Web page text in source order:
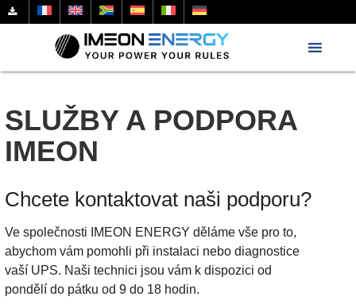
SLUŽBY A PODPORA
IMEON
Chcete kontaktovat naši podporu?
Ve společnosti IMEON ENERGY děláme vše pro to,
abychom vám pomohli při instalaci nebo diagnostice
vaší UPS. Naši technici jsou vám k dispozici od
pondělí do pátku od 9 do 18 hodin.